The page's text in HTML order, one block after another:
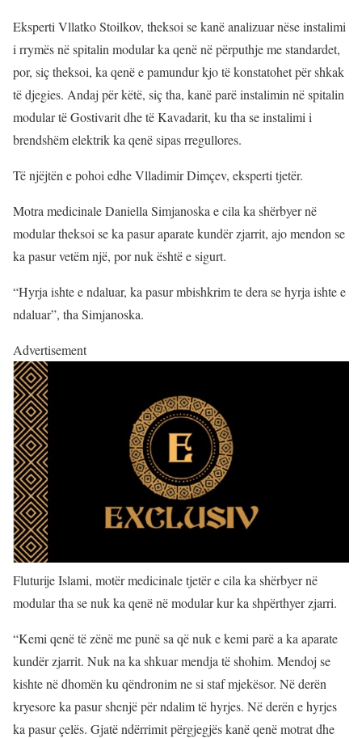
Eksperti Vllatko Stoilkov, theksoi se kanë analizuar nëse instalimi
i rrymës në spitalin modular ka qenë në përputhje me standardet,
por, siç theksoi, ka qenë e pamundur kjo të konstatohet për shkak
të djegies. Andaj për këtë, siç tha, kanë parë instalimin në spitalin
modular të Gostivarit dhe të Kavadarit, ku tha se instalimi i
brendshëm elektrik ka qenë sipas rregullores.
Të njëjtën e pohoi edhe Vlladimir Dimçev, eksperti tjetër.
Motra medicinale Daniella Simjanoska e cila ka shërbyer në
modular theksoi se ka pasur aparate kundër zjarrit, ajo mendon se
ka pasur vetëm një, por nuk është e sigurt.
“Hyrja ishte e ndaluar, ka pasur mbishkrim te dera se hyrja ishte e
ndaluar”, tha Simjanoska.
Advertisement
Fluturije Islami, motër medicinale tjetër e cila ka shërbyer në
modular tha se nuk ka qenë në modular kur ka shpërthyer zjarri.
“Kemi qenë të zënë me punë sa që nuk e kemi parë a ka aparate
kundër zjarrit. Nuk na ka shkuar mendja të shohim. Mendoj se
kishte në dhomën ku qëndronim ne si staf mjekësor. Në derën
kryesore ka pasur shenjë për ndalim të hyrjes. Në derën e hyrjes
ka pasur çelës. Gjatë ndërrimit përgjegjës kanë qenë motrat dhe